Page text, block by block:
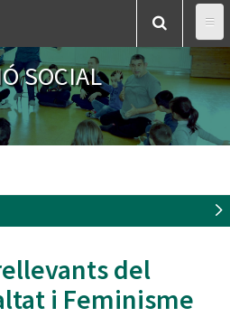
SOCIAL
del
i Feminisme